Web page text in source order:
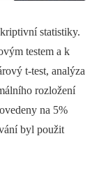
statistiky.
testem a k
t-test, analýza
rozložení
na 5%
byl použit